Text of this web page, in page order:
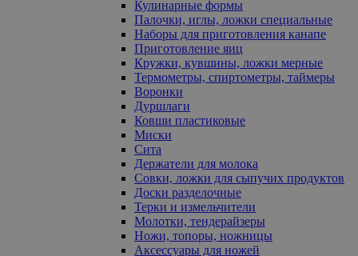
Кулинарные формы
Палочки, иглы, ложки специальные
Наборы для приготовления канапе
Приготовление яиц
Кружки, кувшины, ложки мерные
Термометры, спиртометры, таймеры
Воронки
Дуршлаги
Ковши пластиковые
Миски
Сита
Держатели для молока
Совки, ложки для сыпучих продуктов
Доски разделочные
Терки и измельчители
Молотки, тендерайзеры
Ножи, топоры, ножницы
Аксессуары для ножей